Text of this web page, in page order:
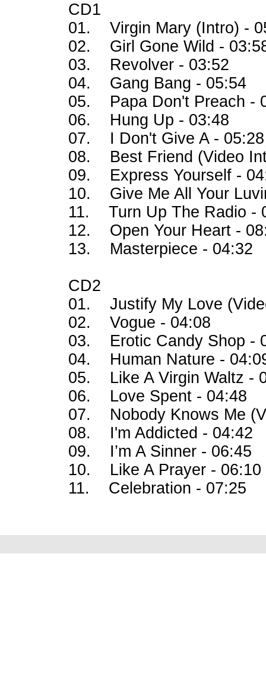
CD1
01. Virgin Mary (Intro) -
02. Girl Gone Wild -
03. Revolver - 03:52
04. Gang Bang - 05:54
05. Papa Don't Preach -
06. Hung Up - 03:48
07. I Don't Give A - 05:28
08. Best Friend (Video
09. Express Yourself -
10. Give Me All Your
11. Turn Up The Radio -
12. Open Your Heart -
13. Masterpiece - 04:32
CD2
01. Justify My Love
02. Vogue - 04:08
03. Erotic Candy Shop -
04. Human Nature -
05. Like A Virgin Waltz -
06. Love Spent - 04:48
07. Nobody Knows Me
08. I'm Addicted - 04:42
09. I’m A Sinner - 06:45
10. Like A Prayer - 06:10
11. Celebration - 07:25